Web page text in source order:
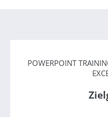
POWERPOINT